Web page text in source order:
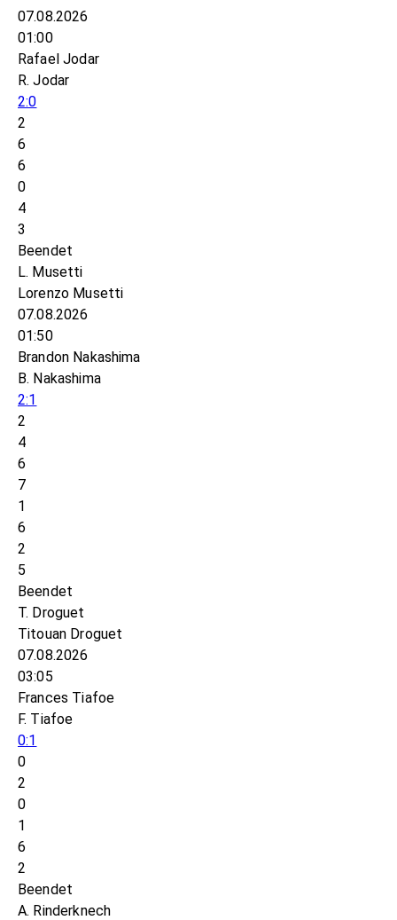
07.08.2026
01:00
Rafael Jodar
R. Jodar
2:0
2
6
6
0
4
3
Beendet
L. Musetti
Lorenzo Musetti
07.08.2026
01:50
Brandon Nakashima
B. Nakashima
2:1
2
4
6
7
1
6
2
5
Beendet
T. Droguet
Titouan Droguet
07.08.2026
03:05
Frances Tiafoe
F. Tiafoe
0:1
0
2
0
1
6
2
Beendet
A. Rinderknech